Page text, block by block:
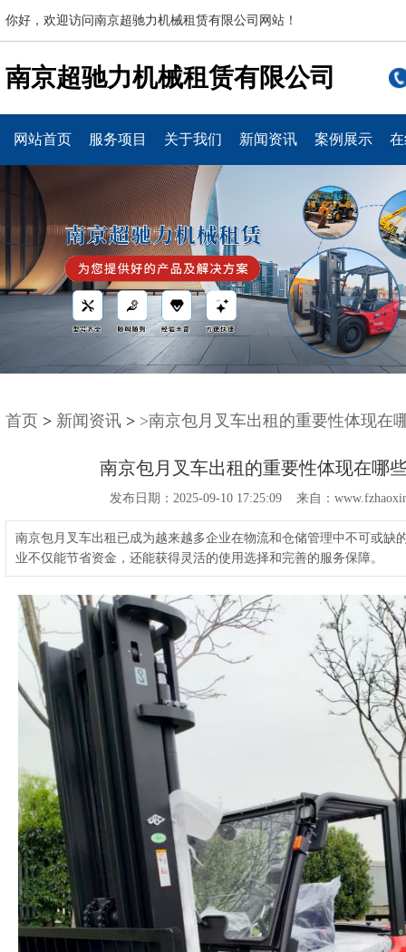
你好，欢迎访问南京超驰力机械租赁有限公司网站！
南京超驰力机械租赁有限公司
网站首页 服务项目 关于我们 新闻资讯 案例展示
首页 > 新闻资讯 > >南京包月叉车出租的重要性体现在
南京包月叉车出租的重要性体现在哪
发布日期：2025-09-10 17:25:09 来自：
南京包月叉车出租已成为越来越多企业在物流和仓储管理中不可或缺
业不仅能节省资金，还能获得灵活的使用选择和完善的服务保障。